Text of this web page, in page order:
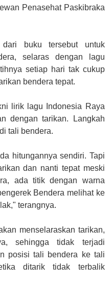
Penasehat Paskibraka
buku tersebut untuk
selaras dengan lagu
setiap hari tak cukup
bendera tepat.
lirik lagu Indonesia Raya
dengan tarikan. Langkah
tali bendera.
hitungannya sendiri. Tapi
dan nanti tepat meski
ada titik dengan warna
Bendera melihat ke
terangnya.
menselaraskan tarikan,
sehingga tidak terjadi
posisi tali bendera ke tali
ditarik tidak terbalik